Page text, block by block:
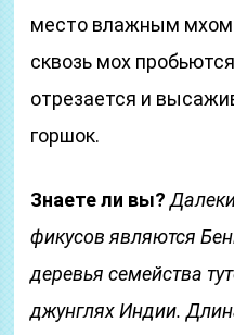
место влажным мхом
сквозь мох
отрезается и
горшок.
Знаете ли вы?
фикусов являются
деревья семейства
джунглях Индии.